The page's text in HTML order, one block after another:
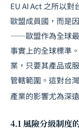
EU AI Act 之所以
歐盟成員國，而是
——歐盟作為全球最
事實上的全球標準
業，只要其產品或
管轄範圍。這對台
產業的影響尤為深
4.1 風險分級制度